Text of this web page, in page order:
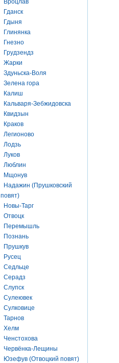
Вроцлав
Гданск
Гдыня
Глинянка
Гнезно
Грудзендз
Жарки
Здуньска-Воля
Зелена гора
Калиш
Кальваря-Зебжидовска
Квидзын
Краков
Легионово
Лодзь
Луков
Люблин
Мщонув
Надажин (Прушковский
повят)
Новы-Тарг
Отвоцк
Перемышль
Познань
Прушкув
Русец
Седльце
Серадз
Слупск
Сулеювек
Сулковице
Тарнов
Хелм
Ченстохова
Червёнка-Лещины
Юзефув (Отвоцкий повят)